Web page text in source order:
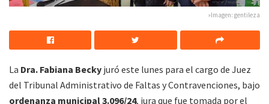
»Imagen: gentileza
La Dra. Fabiana Becky juró este lunes para el cargo de Juez
del Tribunal Administrativo de Faltas y Contravenciones, bajo
ordenanza municipal 3.096/24, jura que fue tomada por el